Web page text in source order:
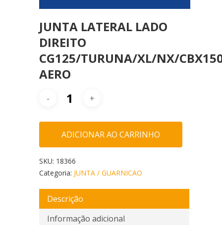
JUNTA LATERAL LADO
DIREITO
CG125/TURUNA/XL/NX/
AERO
ADICIONAR AO CARRINHO
SKU: 18366
Categoria: JUNTA / GUARNICAO
Descrição
Informação adicional